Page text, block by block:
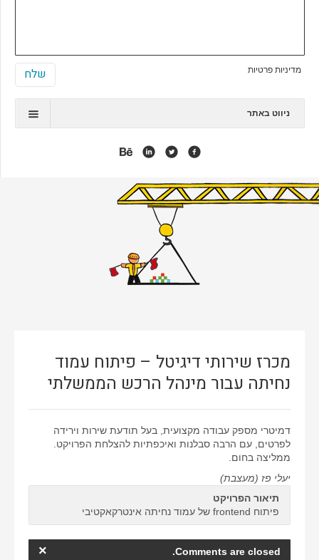
מדיניות פרטיות
ניווט באתר
אנימציה
דפי נחיתה
ווידאו
חנות ווירטואלית
ממשק משתמש
מכרז שירותי דיגיטל – פיתוח עמוד
נחיתה עבור מינהל הרכש הממשלתי
דמיטרי מספק עבודה מקצועית, בעל תודעת שירות וירידה
לפרטים, עם הרבה סבלנות ואיכפתיות להצלחת הפרויקט.
ממליצה בחום.
יעלי פז (מעצבת)
תיאור הפרויקט
פיתוח frontend של עמוד נחיתה אינטרקאקטיבי
× Comments are closed.